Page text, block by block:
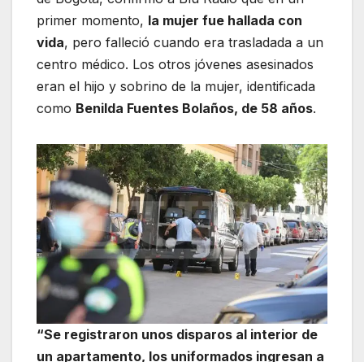
primer momento, la mujer fue hallada con
vida, pero falleció cuando era trasladada a un
centro médico. Los otros jóvenes asesinados
eran el hijo y sobrino de la mujer, identificada
como Benilda Fuentes Bolaños, de 58 años.
“Se registraron unos disparos al interior de
un apartamento, los uniformados ingresan a